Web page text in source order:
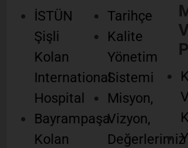
İSTÜN
Şişli
Kolan
International
Hospital
Bayrampaşa
Kolan
Tarihçe
Kalite
Yönetim
Sistemi
Misyon,
Vizyon,
Değerlerimiz